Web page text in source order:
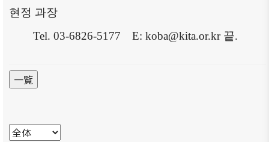
현정 과장
Tel. 03-6826-5177
E: koba@kita.or.kr 끝.
一覧